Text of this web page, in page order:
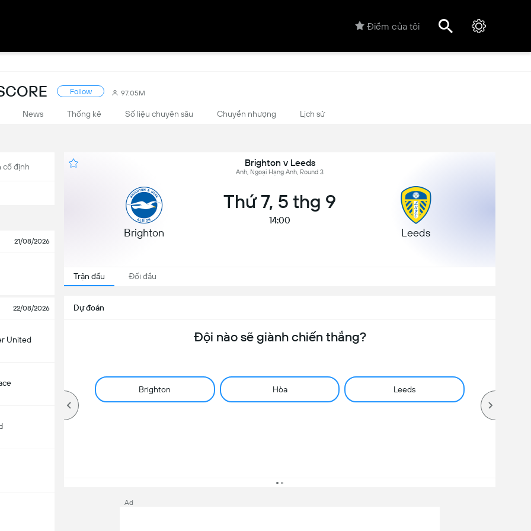
Điểm của tôi
Follow 97.05M
News Thống kê Số liệu chuyên sâu Chuyển nhượng Lịch sử
cố định
21/08/2026
22/08/2026
United
Brighton v Leeds
Anh, Ngoại Hạng Anh, Round 3
Brighton
Thứ 7, 5 thg 9
14:00
Leeds
Trận đấu Đối đầu
Dự đoán
Đội nào sẽ giành chiến thắng?
Brighton Hòa Leeds
Ad